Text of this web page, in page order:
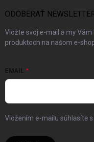
ODOBERAŤ
Vložte svoj e-mail a my
produktoch na našom e-
EMAIL
Vložením e-mailu súhlasíte s